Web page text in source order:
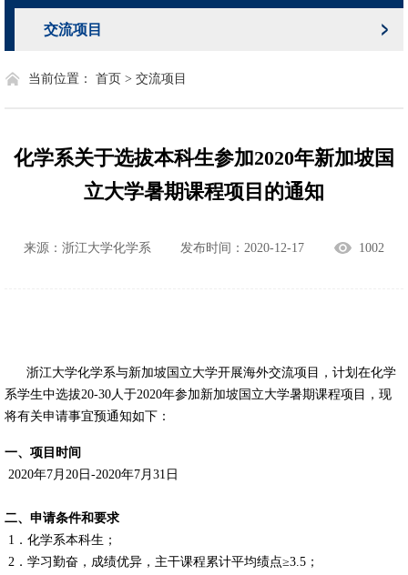
交流项目
当前位置： 首页 > 交流项目
化学系关于选拔本科生参加2020年新加坡国
立大学暑期课程项目的通知
来源：浙江大学化学系 发布时间：2020-12-17 1002
浙江大学化学系与新加坡国立大学开展海外交流项目，计划在化学
系学生中选拔20-30人于2020年参加新加坡国立大学暑期课程项目，现
将有关申请事宜预通知如下：
一、项目时间
2020年7月 20 日 -2020年7月 31 日
二、申请条件和要求
1 ．化学系本科生；
2 ．学习勤奋，成绩优异，主干课程累计平均绩点≥3.5 ；